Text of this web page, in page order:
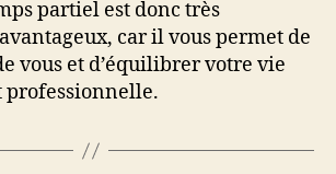
partiel est donc très
car il vous permet de
vous et d’équilibrer votre vie
professionnelle.